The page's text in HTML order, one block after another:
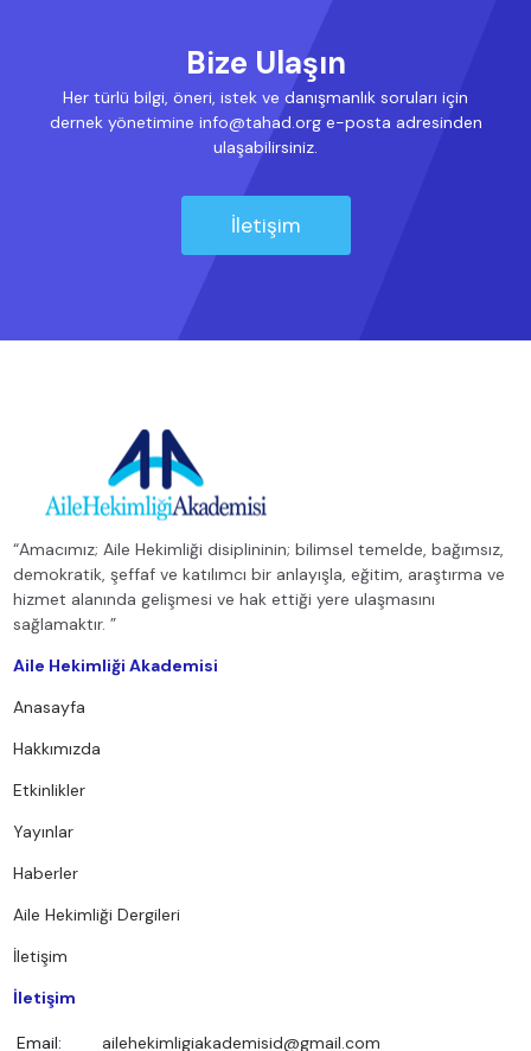
Bize Ulaşın
Her türlü bilgi, öneri, istek ve danışmanlık soruları için
dernek yönetimine info@tahad.org e-posta adresinden
ulaşabilirsiniz.
İletişim
“Amacımız; Aile Hekimliği disiplininin; bilimsel temelde, bağımsız,
demokratik, şeffaf ve katılımcı bir anlayışla, eğitim, araştırma ve
hizmet alanında gelişmesi ve hak ettiği yere ulaşmasını
sağlamaktır. ”
Aile Hekimliği Akademisi
Anasayfa
Hakkımızda
Etkinlikler
Yayınlar
Haberler
Aile Hekimliği Dergileri
İletişim
İletişim
Email: ailehekimligiakademisid@gmail.com